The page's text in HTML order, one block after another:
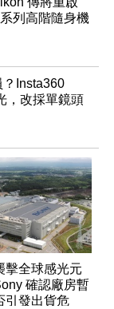
列高階隨身機
Insta360
，改採單鏡頭
擊全球感光元
確認廠房暫
引發出貨危